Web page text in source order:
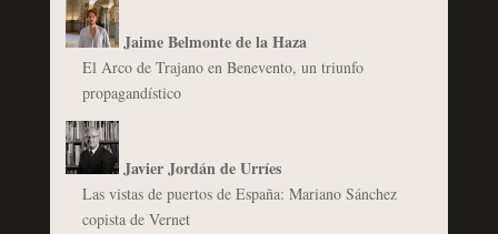
Jaime Belmonte de la Haza
El Arco de Trajano en Benevento, un triunfo
propagandístico
Javier Jordán de Urríes
Las vistas de puertos de España: Mariano Sánchez
copista de Vernet